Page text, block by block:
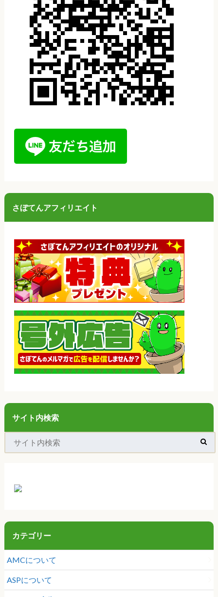
さぼてんアフィリエイト
サイト内検索
カテゴリー
AMCについて
ASPについて